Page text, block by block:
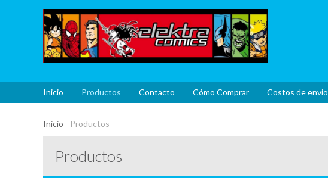
Inicio Productos Contacto Cómo Comprar Costos de envio
Inicio - Productos
Productos